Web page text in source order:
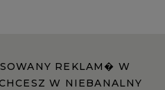
REKLAM� W
W NIEBANALNY